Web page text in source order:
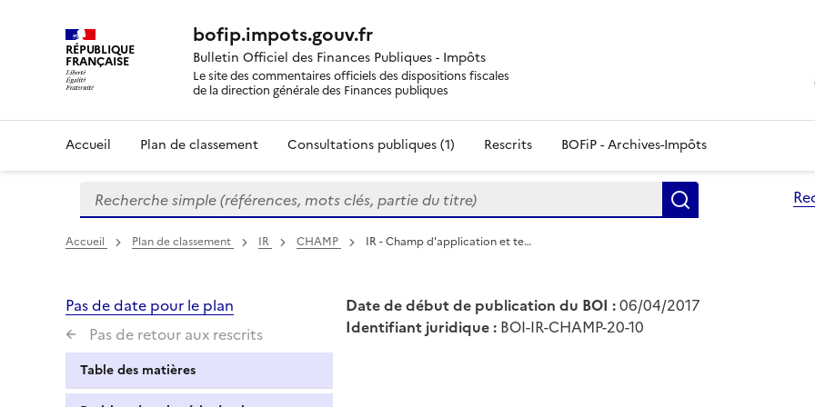
RÉPUBLIQUE
FRANÇAISE
bofip.impots.gouv.fr
Bulletin Officiel des Finances Publiques - Impôts
Le site des commentaires officiels des dispositions fiscales
de la direction générale des Finances publiques
Accueil Plan de classement Consultations publiques (1) Rescrits BOFiP - Archives-Impôts
Formulaire
de
recherche
Recherche simple (références, mots clés, partie du titre)
Accueil Plan de classement IR CHAMP IR - Champ d'application et te…
Pas de date pour le plan
Pas de retour aux rescrits
Table des matières
Date de début de publication du BOI :06/04/2017
Identifiant juridique : BOI-IR-CHAMP-20-10